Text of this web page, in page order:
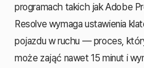
programach takich jak Adobe
Resolve wymaga ustawienia
pojazdu w ruchu — proces,
może zająć nawet 15 minut i